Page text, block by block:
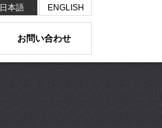
お問い合わせ
日本語 ENGLISH